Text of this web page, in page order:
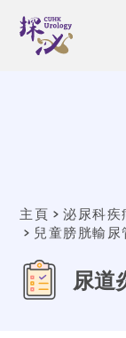
主頁 泌尿科疾
兒童膀胱輸
尿道